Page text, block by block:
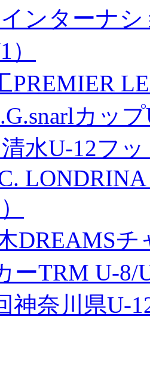
インターナ
PREMIER
カッ
清水U-12フ
DREAMS
ーTRM U-8/
神奈川県U-